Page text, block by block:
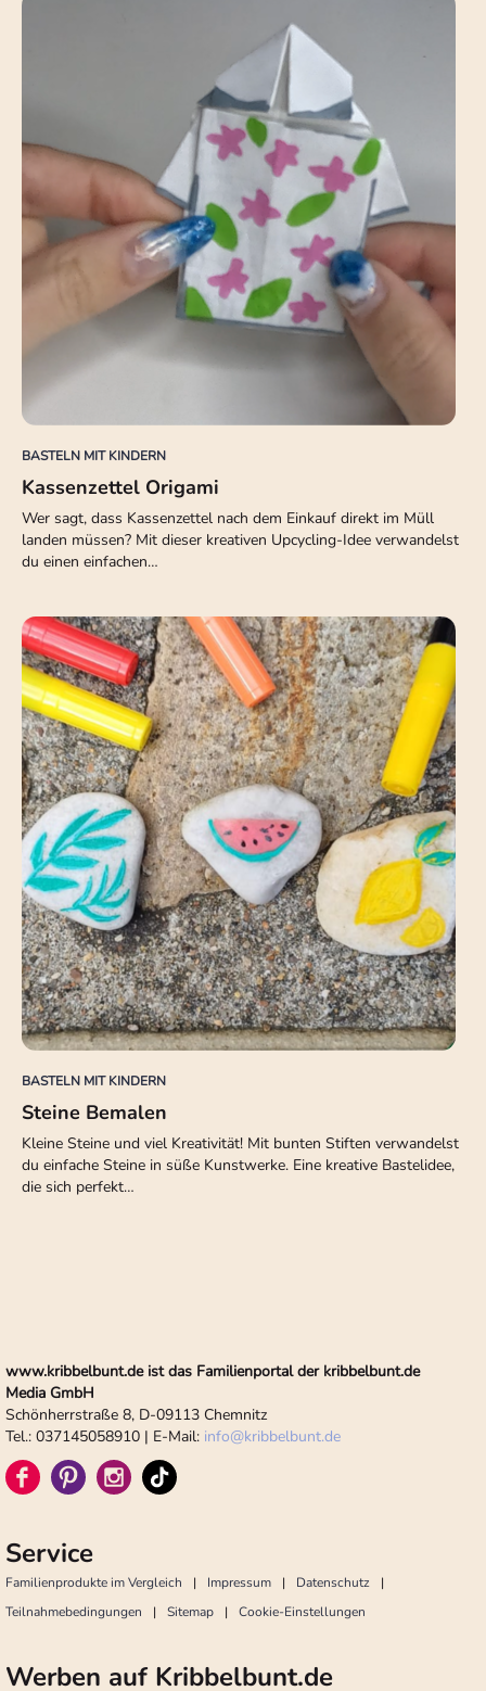
BASTELN MIT KINDERN
Kassenzettel Origami
Wer sagt, dass Kassenzettel nach dem Einkauf direkt im Müll
landen müssen? Mit dieser kreativen Upcycling-Idee verwandelst
du einen einfachen…
BASTELN MIT KINDERN
Steine Bemalen
Kleine Steine und viel Kreativität! Mit bunten Stiften verwandelst
du einfache Steine in süße Kunstwerke. Eine kreative Bastelidee,
die sich perfekt…
www.kribbelbunt.de ist das Familienportal der kribbelbunt.de
Media GmbH
Schönherrstraße 8, D-09113 Chemnitz
Tel.: 037145058910 | E-Mail: info@kribbelbunt.de
Service
Familienprodukte im Vergleich Impressum
Datenschutz
Teilnahmebedingungen
Sitemap Cookie-Einstellungen
Werben auf Kribbelbunt.de